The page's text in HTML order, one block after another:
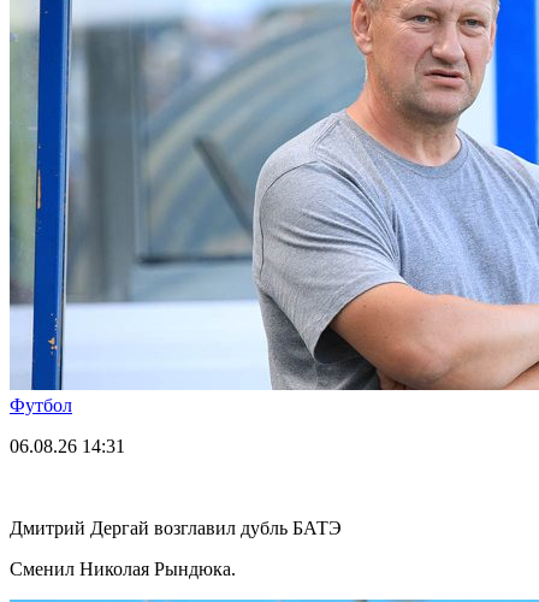
Футбол
06.08.26 14:31
Дмитрий Дергай возглавил дубль БАТЭ
Сменил Николая Рындюка.